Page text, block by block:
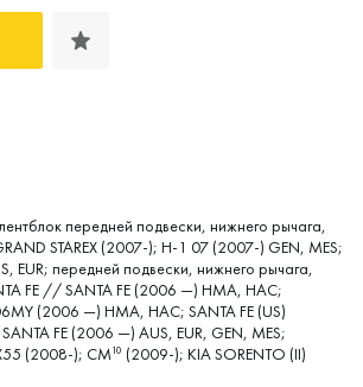
передней подвески, нижнего рычага,
STAREX (2007-); H-1 07 (2007-) GEN, MES;
EUR; передней подвески, нижнего рычага,
FE // SANTA FE (2006 —) HMA, HAC;
(2006 —) HMA, HAC; SANTA FE (US)
FE (2006 —) AUS, EUR, GEN, MES;
(2008-); CM10 (2009-); KIA SORENTO (II)